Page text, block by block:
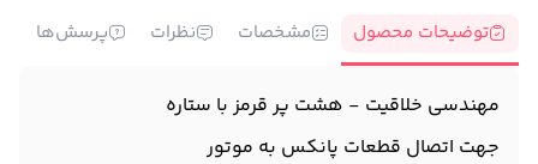
توضیحات محصول مشخصات نظرات پرسش‌ها
مهندسی خلاقیت - هشت پر قرمز با ستاره
جهت اتصال قطعات پانکس به موتور